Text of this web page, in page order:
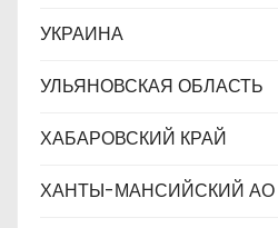
УКРАИНА
УЛЬЯНОВСКАЯ ОБЛАСТЬ
ХАБАРОВСКИЙ КРАЙ
ХАНТЫ-МАНСИЙСКИЙ